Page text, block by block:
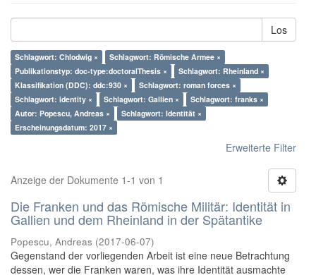
Los
Schlagwort: Chlodwig ×
Schlagwort: Römische Armee ×
Publikationstyp: doc-type:doctoralThesis ×
Schlagwort: Rheinland ×
Klassifikation (DDC): ddc:930 ×
Schlagwort: roman forces ×
Schlagwort: identity ×
Schlagwort: Gallien ×
Schlagwort: franks ×
Autor: Popescu, Andreas ×
Schlagwort: Identität ×
Erscheinungsdatum: 2017 ×
Erweiterte Filter
Anzeige der Dokumente 1-1 von 1
Die Franken und das Römische Militär: Identität in
Gallien und dem Rheinland in der Spätantike
Popescu, Andreas (2017-06-07)
Gegenstand der vorliegenden Arbeit ist eine neue Betrachtung
dessen, wer die Franken waren, was ihre Identität ausmachte